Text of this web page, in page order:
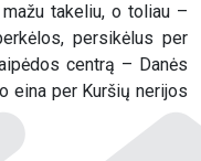
takeliu, o toliau –
persikėlus per
centrą – Danės
eina per Kuršių nerijos